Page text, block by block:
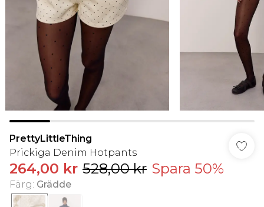
PrettyLittleThing
Prickiga Denim Hotpants
264,00 kr 528,00 kr Spara 50%
Färg: Grädde